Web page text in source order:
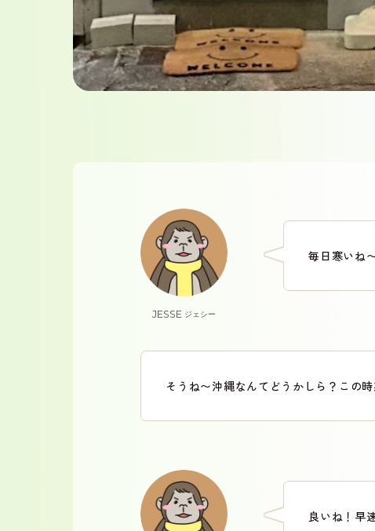
JESSE ジェシー
毎日寒いね
そうね〜沖縄なんてどうかしら？この
良いね！早